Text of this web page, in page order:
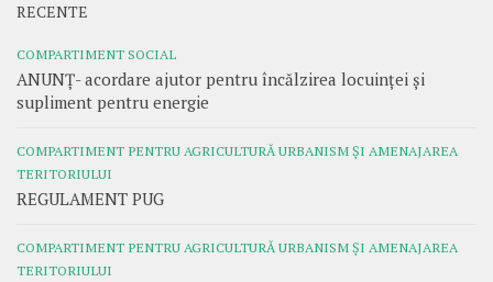
RECENTE
COMPARTIMENT SOCIAL
ANUNȚ- acordare ajutor pentru încălzirea locuinței și
supliment pentru energie
COMPARTIMENT PENTRU AGRICULTURĂ URBANISM ȘI AMENAJAREA
TERITORIULUI
REGULAMENT PUG
COMPARTIMENT PENTRU AGRICULTURĂ URBANISM ȘI AMENAJAREA
TERITORIULUI